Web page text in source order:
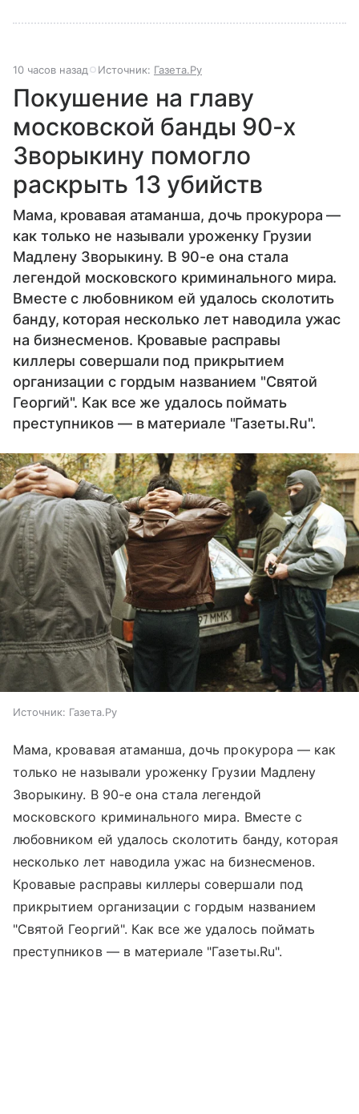
10 часов назад Источник: Газета.Ру
Покушение на главу
московской банды 90-х
Зворыкину помогло
раскрыть 13 убийств
Мама, кровавая атаманша, дочь прокурора —
как только не называли уроженку Грузии
Мадлену Зворыкину. В 90-е она стала
легендой московского криминального мира.
Вместе с любовником ей удалось сколотить
банду, которая несколько лет наводила ужас
на бизнесменов. Кровавые расправы
киллеры совершали под прикрытием
организации с гордым названием "Святой
Георгий". Как все же удалось поймать
преступников — в материале "Газеты.Ru".
Источник: Газета.Ру
Мама, кровавая атаманша, дочь прокурора — как
только не называли уроженку Грузии Мадлену
Зворыкину. В 90-е она стала легендой
московского криминального мира. Вместе с
любовником ей удалось сколотить банду, которая
несколько лет наводила ужас на бизнесменов.
Кровавые расправы киллеры совершали под
прикрытием организации с гордым названием
"Святой Георгий". Как все же удалось поймать
преступников — в материале "Газеты.Ru".